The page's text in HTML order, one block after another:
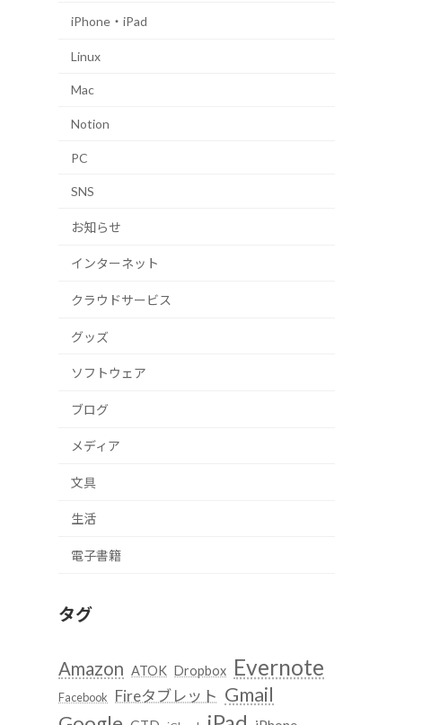
iPhone・iPad
Linux
Mac
Notion
PC
SNS
お知らせ
インターネット
クラウドサービス
グッズ
ソフトウェア
ブログ
メディア
文具
生活
電子書籍
タグ
Amazon ATOK Dropbox Evernote
Facebook Fireタブレット Gmail